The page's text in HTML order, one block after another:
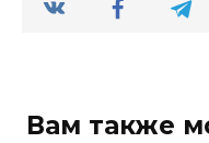
Вам также